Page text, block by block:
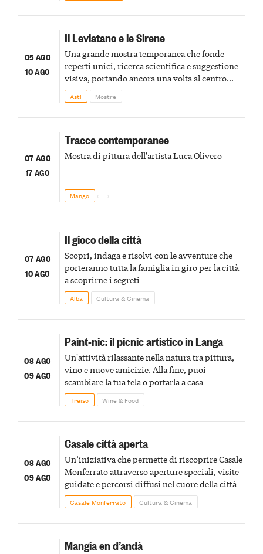
05 AGO
10 AGO
Il Leviatano e le Sirene
Una grande mostra temporanea che fonde
reperti unici, ricerca scientifica e suggestione
visiva, portando ancora una volta al centro
della scena le meraviglie del passato astigiano
Asti Mostre
07 AGO
17 AGO
Tracce contemporanee
Mostra di pittura dell'artista Luca Olivero
Mango
07 AGO
10 AGO
Il gioco della città
Scopri, indaga e risolvi con le avventure che
porteranno tutta la famiglia in giro per la città
a scoprirne i segreti
Alba Cultura & Cinema
08 AGO
09 AGO
Paint-nic: il picnic artistico in Langa
Un'attività rilassante nella natura tra pittura,
vino e nuove amicizie. Alla fine, puoi
scambiare la tua tela o portarla a casa
Treiso Wine & Food
08 AGO
09 AGO
Casale città aperta
Un’iniziativa che permette di riscoprire Casale
Monferrato attraverso aperture speciali, visite
guidate e percorsi diffusi nel cuore della città
Casale Monferrato Cultura & Cinema
Mangia en d’andà